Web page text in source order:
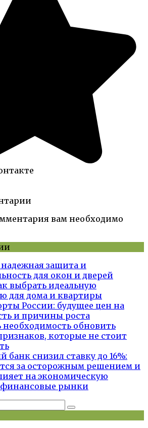
вам необходимо
надежная защита и
для окон и дверей
выбрать идеальную
для дома и квартиры
России: будущее цен на
и причины роста
обновить
которые не стоит
банк снизил ставку до 16%:
за осторожным решением и
на экономическую
рынки